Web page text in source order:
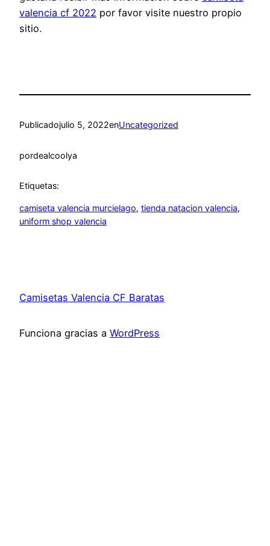
valencia cf 2022 por favor visite nuestro propio
sitio.
Publicadojulio 5, 2022enUncategorized
pordealcoolya
Etiquetas:
camiseta valencia murcielago, tienda natacion valencia
uniform shop valencia
Camisetas Valencia CF Baratas
Funciona gracias a WordPress